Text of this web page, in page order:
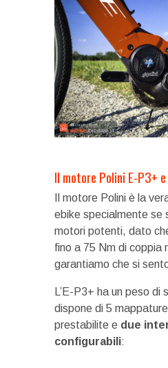
Il motore Polini E-P3+
Il motore Polini è la
ebike specialmente se
motori potenti, dato
fino a 75 Nm di coppia
garantiamo che si
L’E-P3+ ha un peso di
dispone di 5
prestabilite e due
configurabili: